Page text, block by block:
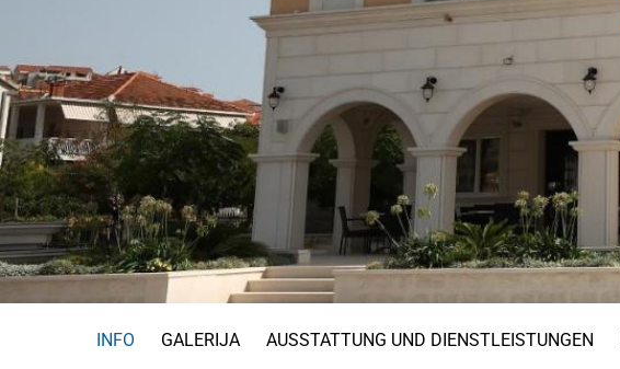
INFO GALERIJA AUSSTATTUNG UND DIENSTLEISTUNGEN